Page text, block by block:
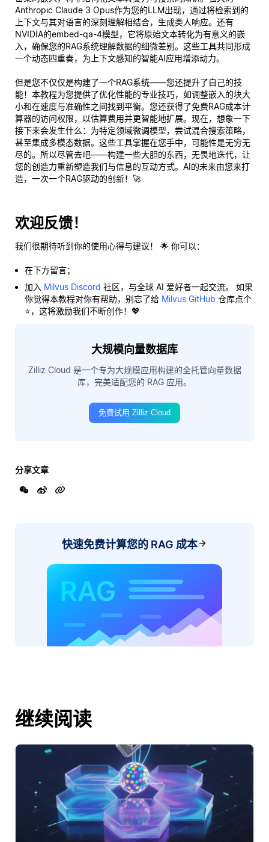
Anthropic Claude 3 Opus作为您的LLM出现，通过将检索到的
上下文与其对语言的深刻理解相结合，生成类人响应。还有
NVIDIA的embed-qa-4模型，它将原始文本转化为有意义的嵌
入，确保您的RAG系统理解数据的细微差别。这些工具共同形成
一个动态四重奏，为上下文感知的智能AI应用增添动力。
但是您不仅仅是构建了一个RAG系统——您还提升了自己的技
能！本教程为您提供了优化性能的专业技巧，如调整嵌入的块大
小和在速度与准确性之间找到平衡。您还获得了免费RAG成本计
算器的访问权限，以估算费用并更智能地扩展。现在，想象一下
接下来会发生什么：为特定领域微调模型，尝试混合搜索策略，
甚至集成多模态数据。这些工具掌握在您手中，可能性是无穷无
尽的。所以尽管去吧——构建一些大胆的东西，无畏地迭代，让
您的创造力重新塑造我们与信息的互动方式。AI的未来由您来打
造，一次一个RAG驱动的创新！🚀
欢迎反馈！
我们很期待听到你的使用心得与建议！ 🌟 你可以：
在下方留言；
加入 Milvus Discord 社区，与全球 AI 爱好者一起交流。 如果
你觉得本教程对你有帮助，别忘了给 Milvus GitHub 仓库点个
⭐，这将激励我们不断创作！💖
大规模向量数据库
Zilliz Cloud 是一个专为大规模应用构建的全托管向量数据
库，完美适配您的 RAG 应用。
免费试用 Zilliz Cloud
分享文章
快速免费计算您的 RAG 成本
继续阅读